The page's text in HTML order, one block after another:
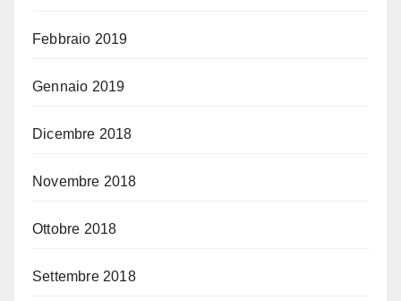
Febbraio 2019
Gennaio 2019
Dicembre 2018
Novembre 2018
Ottobre 2018
Settembre 2018